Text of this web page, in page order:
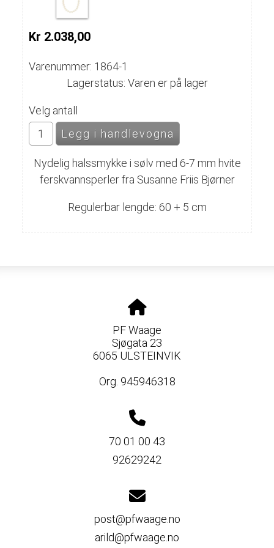
Kr 2.038,00
Varenummer: 1864-1
Lagerstatus: Varen er på lager
Velg antall
Nydelig halssmykke i sølv med 6-7 mm hvite
ferskvannsperler fra Susanne Friis Bjørner
Regulerbar lengde: 60 + 5 cm
PF Waage
Sjøgata 23
6065 ULSTEINVIK
Org. 945946318
70 01 00 43
92629242
post@pfwaage.no
arild@pfwaage.no